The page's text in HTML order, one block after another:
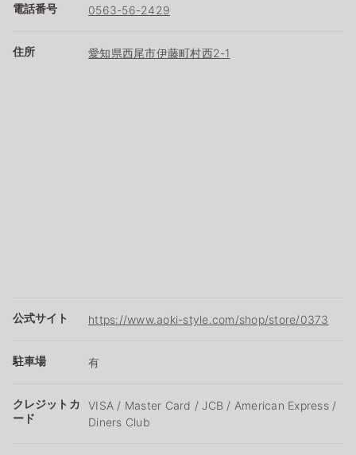
電話番号 0563-56-2429
住所 愛知県西尾市伊藤町村西2-1
公式サイト https://www.aoki-style.com/shop/store/0373
駐車場 有
クレジットカ
ード
VISA / Master Card / JCB / American Express /
Diners Club